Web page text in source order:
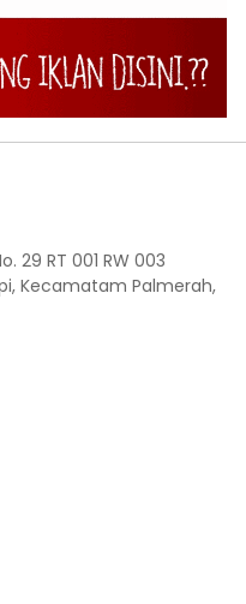
29 RT 001 RW 003
Kecamatam Palmerah,